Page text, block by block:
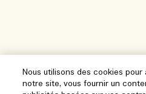
Nous utilisons des cookies
notre site, vous fournir un